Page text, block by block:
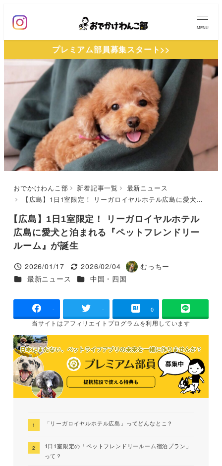
ン
テ
へ
移
動
MENU
プレミアム部員募集スタート>>
おでかけわんこ部 新着記事一覧
最新ニュース
【広島】1日1室限定！ リーガロイヤルホテル広島に愛犬と泊まれる『ペットフレンドリールーム』が誕生
【広島】1日1室限定！ リーガロイヤルホテル
広島に愛犬と泊まれる『ペットフレンドリー
ルーム』が誕生
投稿日
2026/01/17
更新日
2026/02/04
著
者
むっちー
カテゴリー
最新ニュース カテゴリー
中国・四国
- - 0
当サイトはアフィリエイトプログラムを利用しています
「リーガロイヤルホテル広島」ってどんなとこ？
1日1室限定の「ペットフレンドリールーム宿泊プラン」
って？